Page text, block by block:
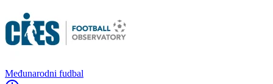
Međunarodni fudbal